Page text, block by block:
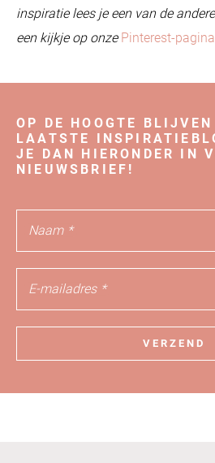
inspiratie lees je een van de
een kijkje op onze Pinterest-pagina
OP DE HOOGTE BLIJVEN
LAATSTE
JE DAN HIERONDER IN
NIEUWSBRIEF!
Naam *
E-mailadres *
VERZEND